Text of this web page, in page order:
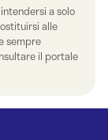
a solo
alle
sempre
il portale